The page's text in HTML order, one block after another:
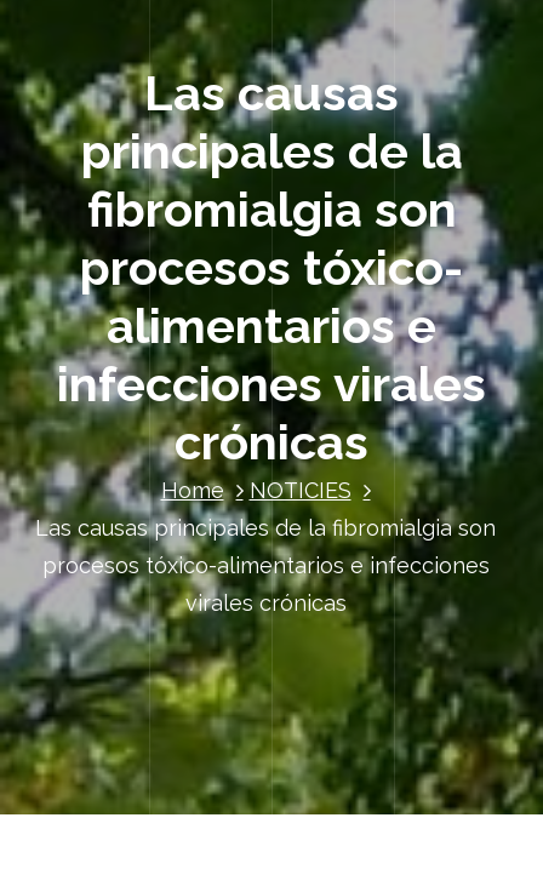
Las causas
principales de la
fibromialgia son
procesos tóxico-
alimentarios e
infecciones virales
crónicas
Home
NOTICIES
Las causas principales de la fibromialgia son
procesos tóxico-alimentarios e infecciones
virales crónicas